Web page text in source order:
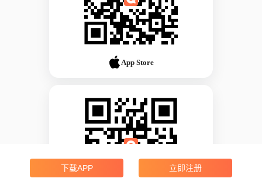
App Store
下载APP 立即注册